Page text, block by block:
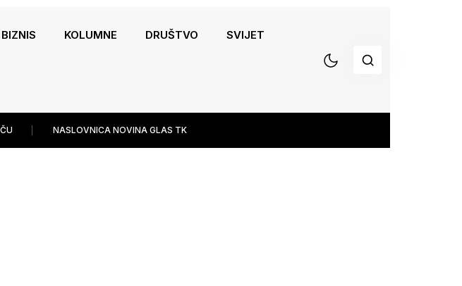
BIZNIS KOLUMNE DRUŠTVO SVIJET
NASLOVNICA NOVINA GLAS TK